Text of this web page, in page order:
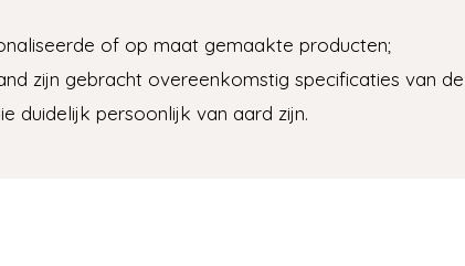
of op maat gemaakte producten;
zijn gebracht overeenkomstig specificaties van
duidelijk persoonlijk van aard zijn.